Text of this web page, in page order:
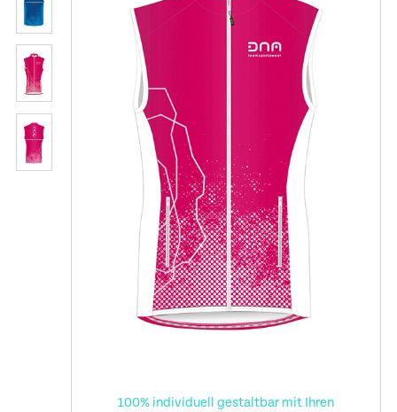
100% individuell gestaltbar mit Ihren